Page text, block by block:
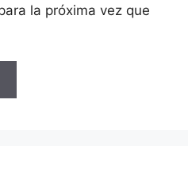
la próxima vez que